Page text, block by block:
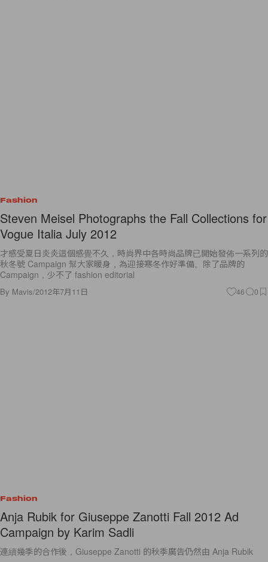
Fashion
Steven Meisel Photographs the Fall Collections for
Vogue Italia July 2012
才感受夏日炎炎這個感覺不久，時尚界中各時尚品牌已開始發佈一系列的
秋冬號 Campaign 幫大家暖身，為迎接寒冬作好準備。除了品牌的
Campaign，少不了 fashion editorial
By Mavis/2012年7月11日 46 0
Fashion
Anja Rubik for Giuseppe Zanotti Fall 2012 Ad
Campaign by Karim Sadli
連續幾季的合作後，Giuseppe Zanotti 的秋季廣告仍然由 Anja Rubik